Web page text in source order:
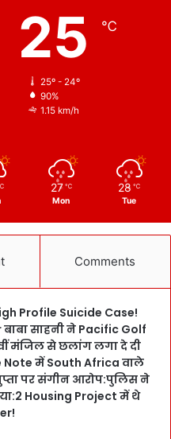
25 ℃
25º - 24º
90%
1.15 km/h
27 ℃
Mon
28 ℃
Tue
Comments
Profile Suicide Case!
बाबा साहनी ने Pacific Golf
मंजिल से छलांग लगा दे दी
Note में South Africa वाले
पर संगीन आरोप:पुलिस ने
Housing Project में थे